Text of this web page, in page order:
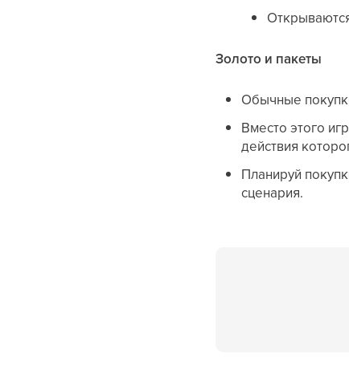
Золото и пакеты
Обычные
Вместо этого
действия
Планируй
сценария.